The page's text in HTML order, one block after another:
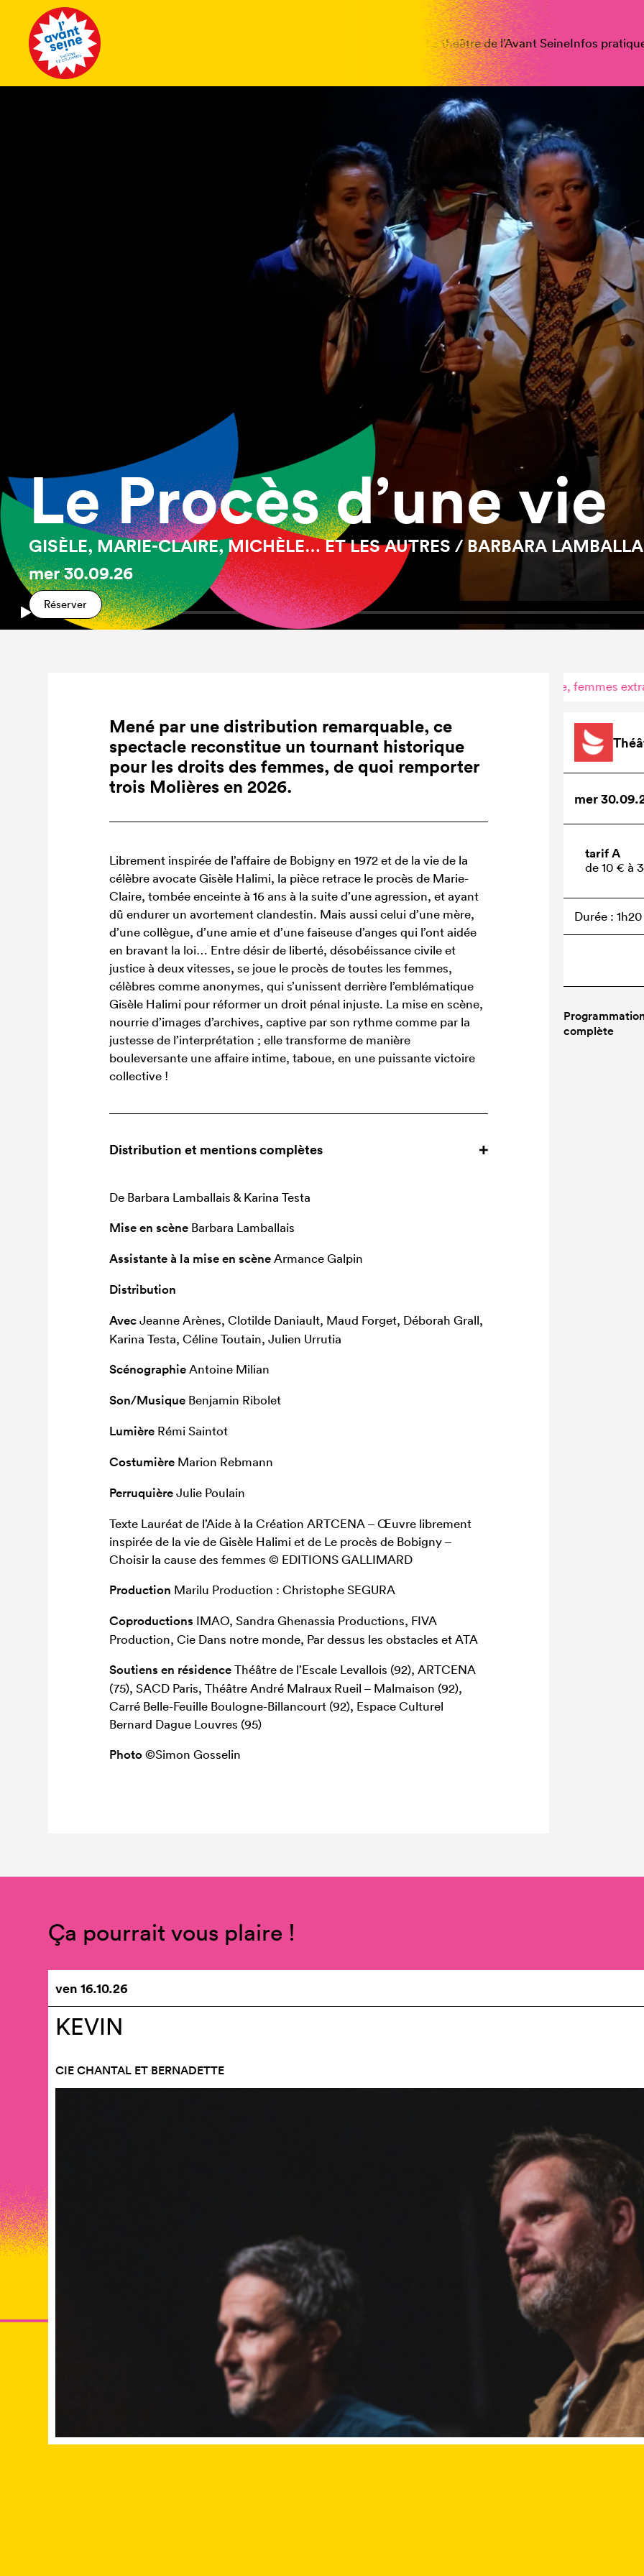
Le théâtre de l’Avant SeineInfos
Le Procès d’une vie
GISÈLE, MARIE-CLAIRE, MICHÈLE… ET LES AUTRES / BARBARA
mer30.09.26
Réserver
Mené par une distribution remarquable, ce
spectacle reconstitue un tournant historique
pour les droits des femmes, de quoi remporter
trois Molières en 2026.
Librement inspirée de l’affaire de Bobigny en 1972 et de la vie de la
célèbre avocate Gisèle Halimi, la pièce retrace le procès de Marie-
Claire, tombée enceinte à 16 ans à la suite d’une agression, et ayant
dû endurer un avortement clandestin. Mais aussi celui d’une mère,
d’une collègue, d’une amie et d’une faiseuse d’anges qui l’ont aidée
en bravant la loi… Entre désir de liberté, désobéissance civile et
justice à deux vitesses, se joue le procès de toutes les femmes,
célèbres comme anonymes, qui s’unissent derrière l’emblématique
Gisèle Halimi pour réformer un droit pénal injuste. La mise en scène,
nourrie d’images d’archives, captive par son rythme comme par la
justesse de l’interprétation ; elle transforme de manière
bouleversante une affaire intime, taboue, en une puissante victoire
collective !
Distribution et mentions complètes
De Barbara Lamballais & Karina Testa
Mise en scène Barbara Lamballais
Assistante à la mise en scèneArmance Galpin
Distribution
AvecJeanne Arènes, Clotilde Daniault, Maud Forget, Déborah Grall,
Karina Testa, Céline Toutain, Julien Urrutia
ScénographieAntoine Milian
Son/Musique Benjamin Ribolet
Lumière Rémi Saintot
Costumière Marion Rebmann
PerruquièreJulie Poulain
Texte Lauréat de l’Aide à la Création ARTCENA – Œuvre librement
inspirée de la vie de Gisèle Halimi et de Le procès de Bobigny –
Choisir la cause des femmes © EDITIONS GALLIMARD
Production Marilu Production : Christophe SEGURA
Coproductions IMAO, Sandra Ghenassia Productions, FIVA
Production, Cie Dans notre monde, Par dessus les obstacles et ATA
Soutiens en résidenceThéâtre de l’Escale Levallois (92), ARTCENA
(75), SACD Paris, Théâtre André Malraux Rueil – Malmaison (92),
Carré Belle-Feuille Boulogne-Billancourt (92), Espace Culturel
Bernard Dague Louvres (95)
Photo ©Simon Gosselin
•Combat
mer
tarif A
de 10 € à
Durée : 1h20
complète
Ça pourrait vous plaire !
ven16.10.26
KEVIN
CIE CHANTAL ET BERNADETTE